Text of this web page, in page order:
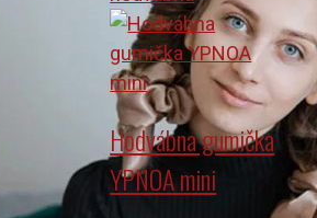
Hodvábna gumička
YPNOA mini